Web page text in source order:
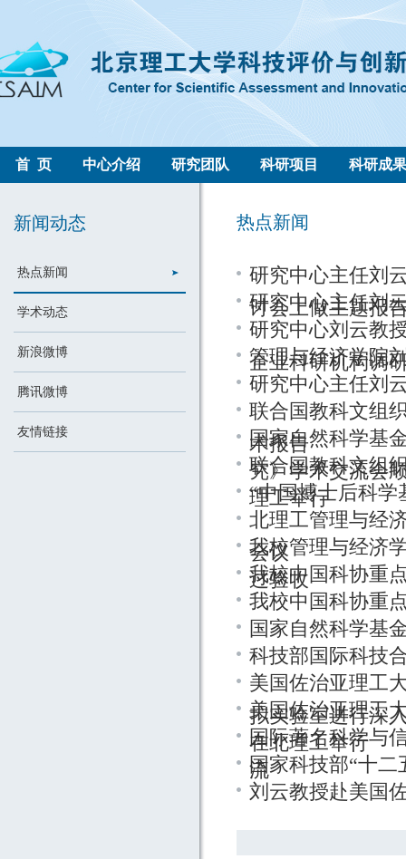
首 页 中心介绍 研究团队 科研项目 科研成果
新闻动态
热点新闻
学术动态
新浪微博
腾讯微博
友情链接
热点新闻
研究中心主任刘
讨会上做主题报
研究中心主任刘
研究中心刘云教
企业科研机构调
管理与经济学院
研究中心主任刘
联合国教科文组
术报告
国家自然科学基
究》学术交流会
联合国教科文组
理工举行
“中国博士后科
北理工管理与经
会议
我校管理与经济
过验收
我校中国科协重
我校中国科协重
国家自然科学基
科技部国际科技
美国佐治亚理工
拟实验室进行深
美国佐治亚理工
在北理工举行
国际著名科学与
流
国家科技部“十
刘云教授赴美国